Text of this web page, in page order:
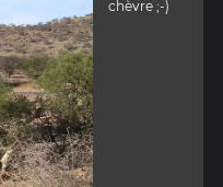
chèvre ;-)